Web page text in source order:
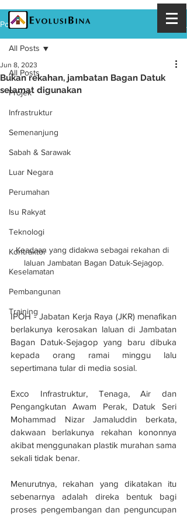
Post
All Posts
Projek
Infrastruktur
Semenanjung
Sabah & Sarawak
Luar Negara
Perumahan
Isu Rakyat
Teknologi
Kontraktor
Keselamatan
Pembangunan
Training
All Posts
Bukan rekahan, jambatan Bagan Datuk
selamat digunakan
Jun 8, 2023
Keadaan yang didakwa sebagai rekahan di
laluan Jambatan Bagan Datuk-Sejagop.
IPOH - Jabatan Kerja Raya (JKR) menafikan
berlakunya kerosakan laluan di Jambatan
Bagan Datuk-Sejagop yang baru dibuka
kepada orang ramai minggu lalu
sepertimana tular di media sosial.
Exco Infrastruktur, Tenaga, Air dan
Pengangkutan Awam Perak, Datuk Seri
Mohammad Nizar Jamaluddin berkata,
dakwaan berlakunya rekahan kononnya
akibat menggunakan plastik murahan sama
sekali tidak benar.
Menurutnya, rekahan yang dikatakan itu
sebenarnya adalah direka bentuk bagi
proses pengembangan dan penguncupan